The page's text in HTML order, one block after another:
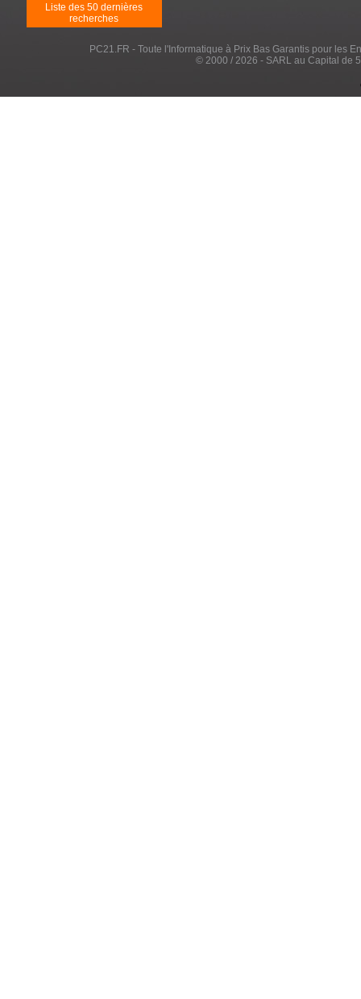
Liste des 50 dernières
recherches
PC21.FR - Toute l'Informatique à Prix Bas Garantis pour les
© 2000 / 2026 - SARL au Capital de